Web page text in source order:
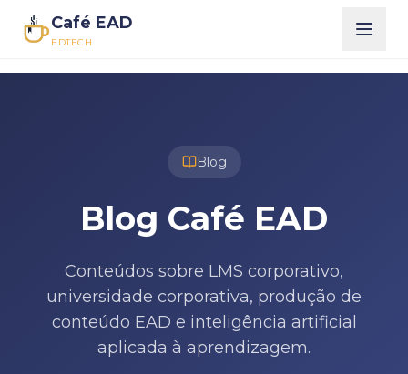
Café EAD
EDTECH
Blog
Blog Café EAD
Conteúdos sobre LMS corporativo,
universidade corporativa, produção de
conteúdo EAD e inteligência artificial
aplicada à aprendizagem.